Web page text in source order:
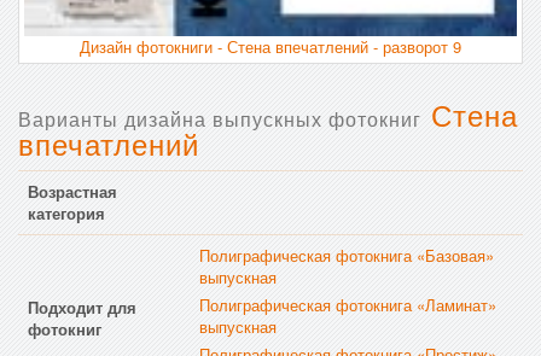
Дизайн фотокниги - Стена впечатлений - разворот 9
Варианты дизайна выпускных фотокниг Стена
впечатлений
Возрастная
категория
Подходит для
фотокниг
Полиграфическая фотокнига «Базовая»
выпускная
Полиграфическая фотокнига «Ламинат»
выпускная